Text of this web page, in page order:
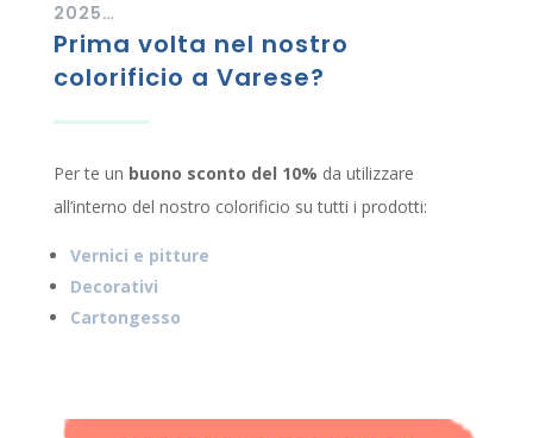
2025…
Prima volta nel nostro
colorificio a Varese?
Per te un buono sconto del 10% da utilizzare
all’interno del nostro colorificio su tutti i prodotti:
Vernici e pitture
Decorativi
Cartongesso